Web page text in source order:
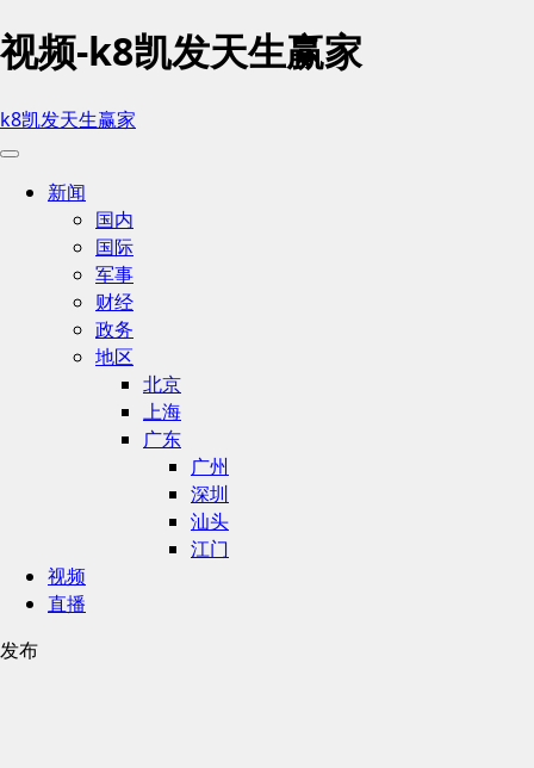
视频-k8凯发天生赢家
k8凯发天生赢家
新闻
国内
国际
军事
财经
政务
地区
北京
上海
广东
广州
深圳
汕头
江门
视频
直播
发布